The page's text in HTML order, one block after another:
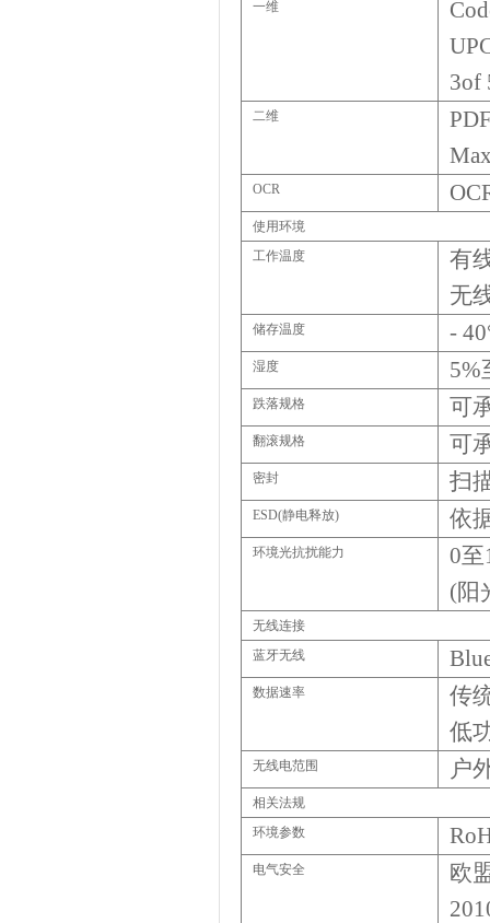
一维
3of
二维
OCR
使用环境
工作温度
有
无
储存温度 - 40
湿度 5%
跌落规格 可
翻滚规格 可
密封 扫
ESD(静电释放) 依
环境光抗扰能力 0至
(阳
无线连接
蓝牙无线
数据速率
传
低
无线电范围 户
相关法规
环境参数
电气安全
欧